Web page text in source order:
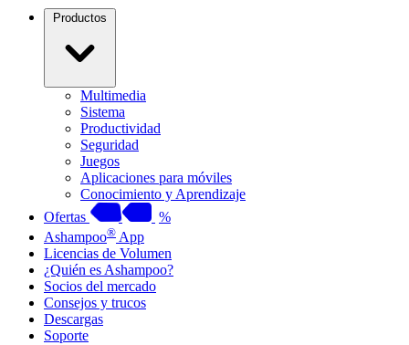
Productos
Multimedia
Sistema
Productividad
Seguridad
Juegos
Aplicaciones para móviles
Conocimiento y Aprendizaje
Ofertas
%
Ashampoo® App
Licencias de Volumen
¿Quién es Ashampoo?
Socios del mercado
Consejos y trucos
Descargas
Soporte